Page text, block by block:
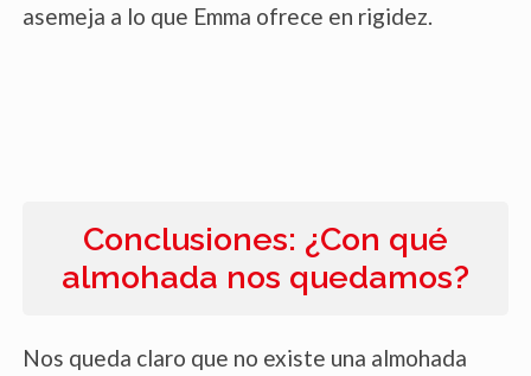
asemeja a lo que Emma ofrece en rigidez.
Conclusiones: ¿Con qué
almohada nos quedamos?
Nos queda claro que no existe una almohada